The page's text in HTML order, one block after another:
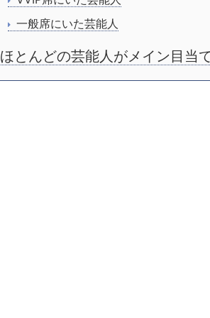
一般席にいた芸能人
ほとんどの芸能人がメイン目当